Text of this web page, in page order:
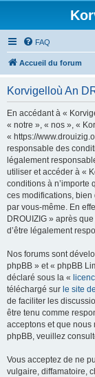
FAQ
Accueil du forum
Korvigelloù An
En accédant à «
« notre », « nos », «
« https://
responsable des
légalement
utiliser et accéder à «
conditions à n’importe
ces modifications,
par vous-même. En
DROUIZIG » après
d’être légalement
Nos forums sont
phpBB » et « phpBB
déclaré sous la «
téléchargé sur le site
de faciliter les
être tenu comme
acceptons et que nous
phpBB, veuillez
Vous acceptez de ne
vulgaire, diffamatoire,